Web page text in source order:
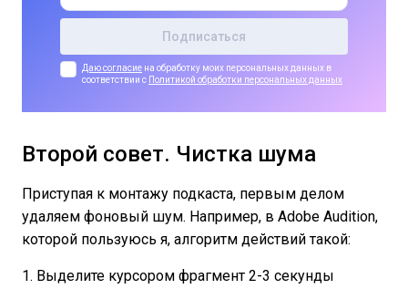
Даю согласие на обработку моих персональных данных в
соответствии с Политикой обработки персональных данных
Второй совет. Чистка шума
Приступая к монтажу подкаста, первым делом
удаляем фоновый шум. Например, в Adobe Audition,
которой пользуюсь я, алгоритм действий такой:
1. Выделите курсором фрагмент 2-3 секунды